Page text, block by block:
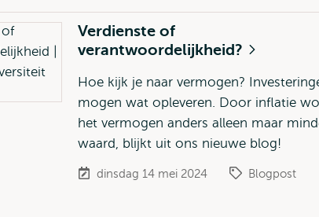
Verdienste of
verantwoordelijkheid?
Hoe kijk je naar vermogen?
mogen wat opleveren. Door inflatie
het vermogen anders alleen maar
waard, blijkt uit ons nieuwe blog!
dinsdag 14 mei 2024 Blogpost